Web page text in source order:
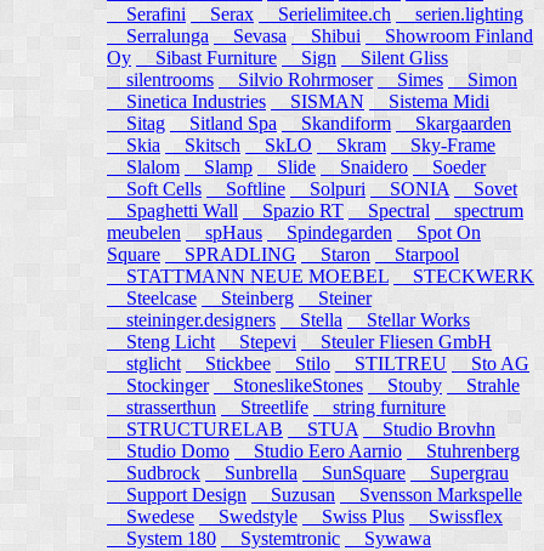
Serafini
Serax Serielimitee.ch
serien.lighting
Serralunga
Sevasa Shibui
Showroom Finland
Oy
Sibast Furniture Sign
Silent Gliss
silentrooms
Silvio Rohrmoser Simes Simon
Sinetica Industries
SISMAN
Sistema Midi
Sitag
Sitland Spa Skandiform
Skargaarden
Skia
Skitsch SkLO Skram
Sky-Frame
Slalom
Slamp Slide Snaidero
Soeder
Soft Cells
Softline Solpuri SONIA
Sovet
Spaghetti Wall
Spazio RT Spectral
spectrum
meubelen
spHaus Spindegarden
Spot On
Square
SPRADLING Staron
Starpool
STATTMANN NEUE MOEBEL
STECKWERK
Steelcase
Steinberg
Steiner
steininger.designers
Stella Stellar Works
Steng Licht
Stepevi
Steuler Fliesen GmbH
stglicht
Stickbee Stilo STILTREU
Sto AG
Stockinger
StoneslikeStones Stouby
Strahle
strasserthun
Streetlife
string furniture
STRUCTURELAB
STUA
Studio Brovhn
Studio Domo
Studio Eero Aarnio
Stuhrenberg
Sudbrock
Sunbrella SunSquare
Supergrau
Support Design
Suzusan
Svensson Markspelle
Swedese
Swedstyle Swiss Plus
Swissflex
System 180
Systemtronic Sywawa